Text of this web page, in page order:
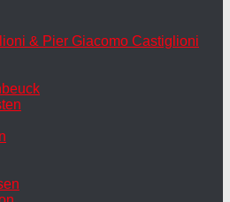
& Pier Giacomo Castiglioni